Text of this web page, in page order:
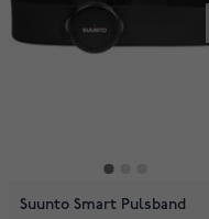
Suunto Smart Pulsband